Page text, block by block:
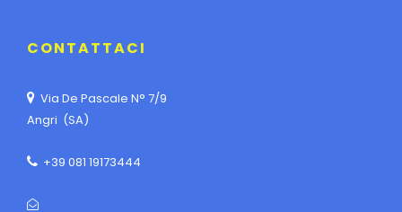
CONTATTACI
Via De Pascale N° 7/9
Angri (SA)
+39 081 19173444